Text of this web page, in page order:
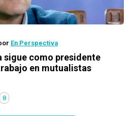
En Perspectiva
sigue como presidente
en mutualistas
8